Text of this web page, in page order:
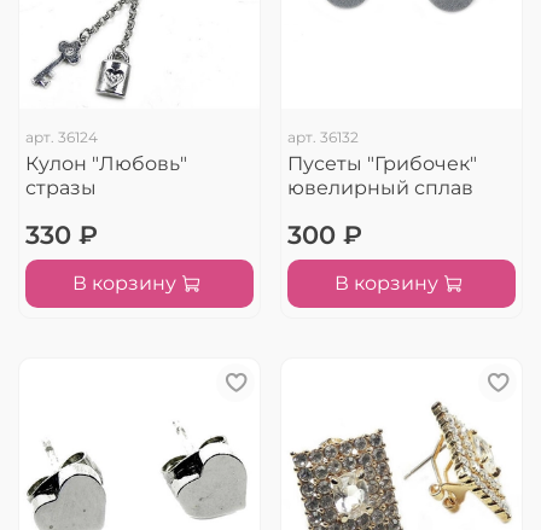
арт. 36124
Кулон "Любовь"
стразы
330 ₽
В корзину
арт. 36132
Пусеты "Грибочек"
ювелирный сплав
300 ₽
В корзину